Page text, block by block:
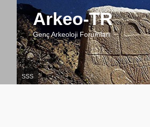
Arkeo-TR
Genç Arkeoloji Forumları
SSS